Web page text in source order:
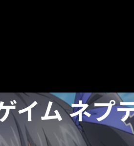
イム ネプ